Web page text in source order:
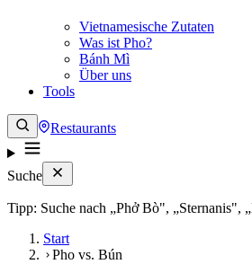
Vietnamesische Zutaten
Was ist Pho?
Bánh Mì
Über uns
Tools
Restaurants
Suche
Tipp: Suche nach „Phở Bò", „Sternanis",
Start
Pho vs. Bún